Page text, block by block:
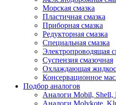
Морская смазка
Пластичная смазка
Приборная смазка
Редукторная смазка
Специальная смазка
Электропроводящая
Суспензия смазочная
Охлаждающая
Консервационное
Подбор аналогов
Аналоги Mobil, Shell,
Аналоги Molykote,